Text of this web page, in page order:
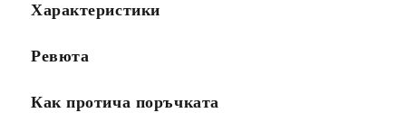
Характеристики
Ревюта
Как протича поръчката